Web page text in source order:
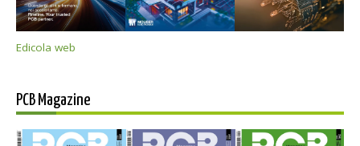
Edicola web
PCB Magazine